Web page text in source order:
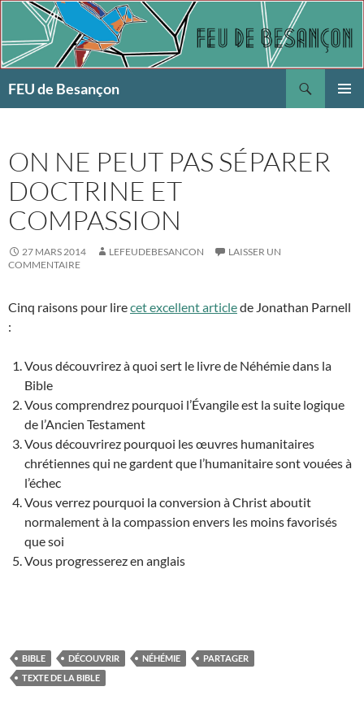
Aller
contenu
FEU de Besançon
ON NE PEUT PAS SÉPARER
DOCTRINE ET
COMPASSION
27 MARS 2014 LEFEUDEBESANCON
LAISSER UN
COMMENTAIRE
Cinq raisons pour lirecet excellent articlede Jonathan Parnell
:
Vous découvrirez à quoi sert le livre de Néhémie dans la
Bible
Vous comprendrez pourquoi l’Évangile est la suite logique
de l’Ancien Testament
Vous découvrirez pourquoi les œuvres humanitaires
chrétiennes qui ne gardent que l’humanitaire sont vouées à
l’échec
Vous verrez pourquoi la conversion à Christ aboutit
normalement à la compassion envers les moins favorisés
que soi
Vous progresserez en anglais
BIBLE DÉCOUVRIR NÉHÉMIE
PARTAGER
TEXTE DE LA BIBLE